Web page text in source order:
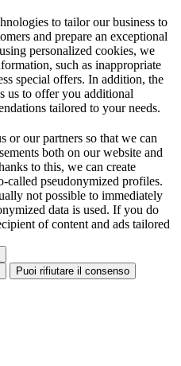
to tailor our business to
and prepare an exceptional
personalized cookies, we
such as inappropriate
special offers. In addition, the
us to offer you additional
tailored to your needs.
or our partners so that we can
both on our website and
to this, we can create
called pseudonymized profiles.
not possible to immediately
data is used. If you do
of content and ads tailored
Puoi rifiutare il consenso